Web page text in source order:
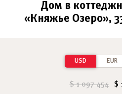
Дом в
«Княжье Озеро»,
USD EUR
$ 1 097 454 $